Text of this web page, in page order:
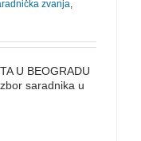
zvanja,
U BEOGRADU
saradnika u